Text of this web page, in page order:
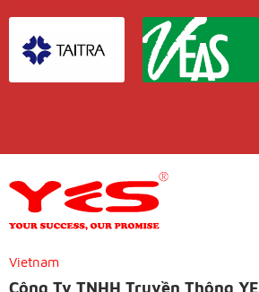
Vietnam
Công Ty TNHH Truyền Thông